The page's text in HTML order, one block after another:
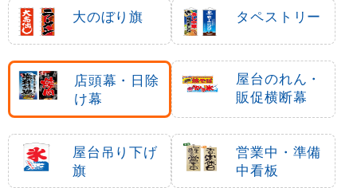
大のぼり旗 タペストリー
店頭幕・日除
け幕
屋台のれん・
販促横断幕
屋台吊り下げ
旗
営業中・準備
中看板